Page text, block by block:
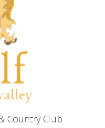
Country Club